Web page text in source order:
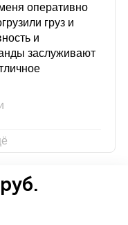
оперативно
груз и
и
заслуживают